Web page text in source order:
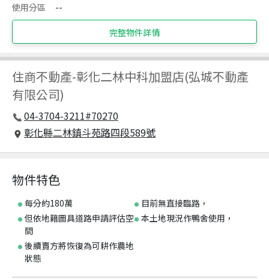
使用分區
--
完整物件詳情
住商不動產-彰化二林中科加盟店(弘城不動產
有限公司)
04-3704-3211#70270
彰化縣二林鎮斗苑路四段589號
物件特色
每分約180萬
目前無直接臨路，
但依地籍圖具道路申請評估空
間
本土地現況作鴨舍使用，
後續賣方將恢復為可耕作農地
狀態